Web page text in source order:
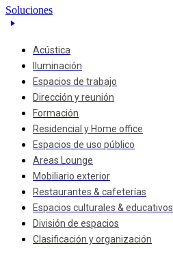
Soluciones
Acústica
Iluminación
Espacios de trabajo
Dirección y reunión
Formación
Residencial y Home office
Espacios de uso público
Areas Lounge
Mobiliario exterior
Restaurantes & cafeterías
Espacios culturales & educativos
División de espacios
Clasificación y organización